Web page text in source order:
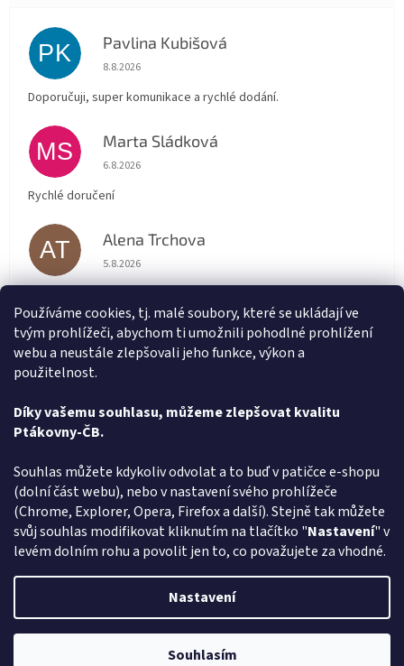
Používáme cookies, tj. malé soubory, které se ukládají ve
tvým prohlížeči, abychom ti umožnili pohodlné prohlížení
webu a neustále zlepšovali jeho funkce, výkon a
použitelnost.
Díky vašemu souhlasu, můžeme zlepšovat kvalitu
Ptákovny-ČB.
Souhlas můžete kdykoliv odvolat a to buď v patičce e-shopu
(dolní část webu), nebo v nastavení svého prohlížeče
(Chrome, Explorer, Opera, Firefox a další). Stejně tak můžete
svůj souhlas modifikovat kliknutím na tlačítko "Nastavení" v
levém dolním rohu a povolit jen to, co považujete za vhodné.
Nastavení
Souhlasím
PK Pavlina Kubišová
Hodnocení obchodu je 5 z 5 hvězdiček.
8.8.2026
Doporučuji, super komunikace a rychlé dodání.
MS Marta Sládková
Hodnocení obchodu je 5 z 5 hvězdiček.
6.8.2026
Rychlé doručení
AT Alena Trchova
Hodnocení obchodu je 5 z 5 hvězdiček.
5.8.2026
JZ Jiří Zalaba
Hodnocení obchodu je 5 z 5 hvězdiček.
1.8.2026
Způsob ověřování recenzí
Copyright 2026Ptákoviny-CB. Všechna práva vyhrazena.Upravit
nastavení cookies